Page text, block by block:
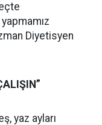
Diyetisyen
yaz ayları